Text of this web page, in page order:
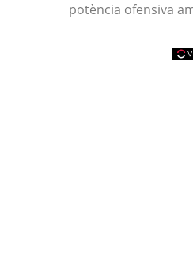
potència ofensiva